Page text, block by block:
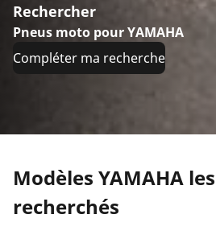
Rechercher
Pneus moto pour YAMAHA
Compléter ma recherche
Modèles YAMAHA
recherchés